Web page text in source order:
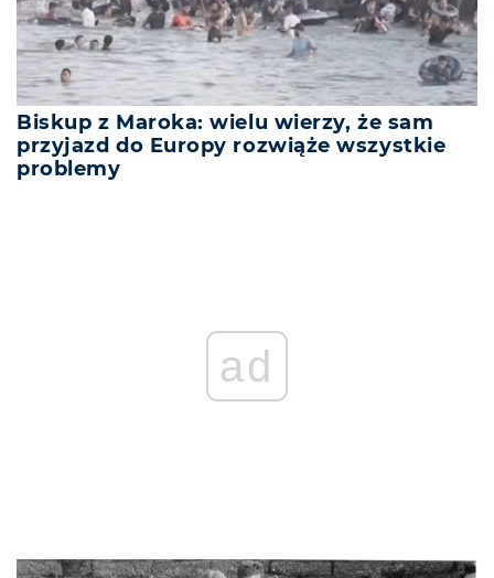
Biskup z Maroka: wielu wierzy, że sam
przyjazd do Europy rozwiąże wszystkie
problemy
ad